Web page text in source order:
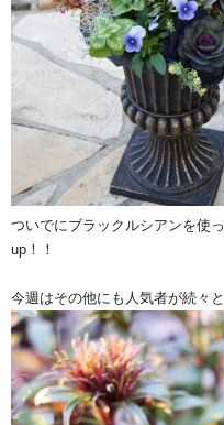
ついでにブラックルシアンを使
up！！
今週はその他にも人気者が続々と